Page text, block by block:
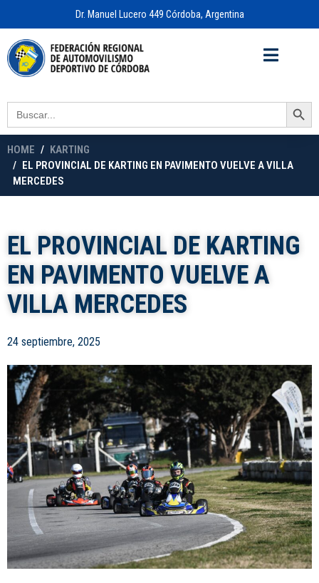
Dr. Manuel Lucero 449 Córdoba, Argentina
Search
for:
Search Button
HOME
KARTING
EL PROVINCIAL DE KARTING EN PAVIMENTO VUELVE A VILLA
MERCEDES
EL PROVINCIAL DE KARTING
EN PAVIMENTO VUELVE A
VILLA MERCEDES
24 septiembre, 2025